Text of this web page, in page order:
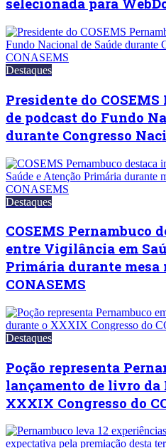
Destaques
Presidente do
de podcast do Fundo
durante Congresso
Destaques
COSEMS Pernambuco
entre Vigilância em
Primária durante mesa
CONASEMS
Destaques
Poção representa
lançamento de livro da
XXXIX Congresso do